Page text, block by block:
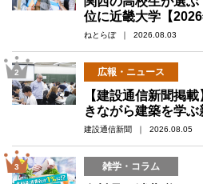
位に近畿大学【2026
ねとらぼ ｜ 2026.08.03
2 広報・ニュース
【建設通信新聞掲
きながら建築を学
建設通信新聞 ｜ 2026.08.05
3 雑学・コラム